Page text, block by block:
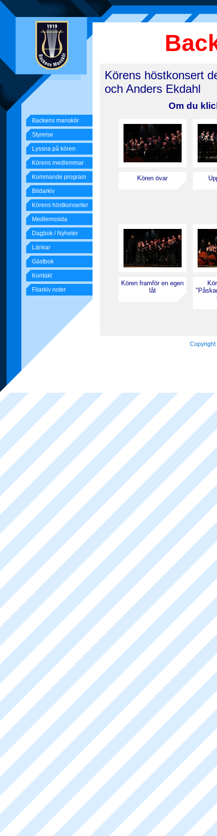
Backens manskör
Styrelse
Lyssna på kören
Körens medlemmar
Kommande program
Bildarkiv
Körens höstkonserter
Medlemssida
Dagbok / Nyheter
Länkar
Gästbok
Kontakt
Filarkiv noter
Körens höstkonsert
och Anders Ekdahl
Om du
Kören övar
Kören framför en egen
låt
Copyright